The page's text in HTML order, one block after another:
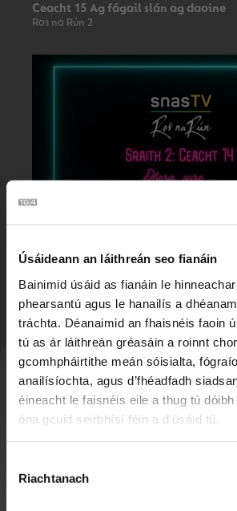
Úsáideann an láithreán seo fianáin
Bainimid úsáid as fianáin le
phearsantú agus le hanailís a
tráchta. Déanaimid an fhaisnéis faoin
tú as ár láithreán gréasáin a roinnt
gcomhpháirtithe meán sóisialta,
anailísíochta, agus d’fhéadfadh
éineacht le faisnéis eile a thug tú
óna gcuid seirbhísí féin a d'úsáid tú.
Toilithe
Riachtanach
Ceacht 15 Ag fágail slán ag daoine
Ros na Rún 2
Nuachtlitir